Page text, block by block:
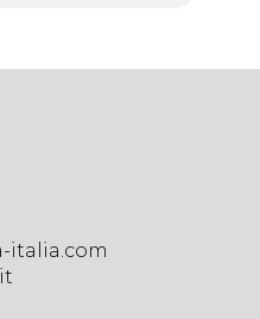
italia.com